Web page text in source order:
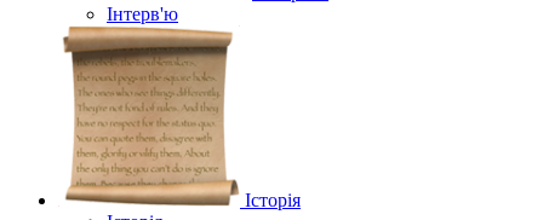
Інтерв'ю
Історія